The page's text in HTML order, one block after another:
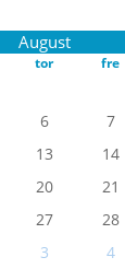
August
tor fre
6 7
13 14
20 21
27 28
3 4